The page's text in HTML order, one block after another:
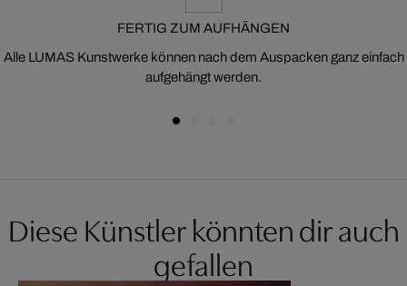
FERTIG ZUM AUFHÄNGEN
Alle LUMAS Kunstwerke können nach dem Auspacken ganz einfach
aufgehängt werden.
Diese Künstler könnten dir auch
gefallen